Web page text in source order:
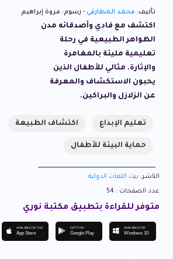
تأليف: محمد المطارقي - رسوم: مروة إبراهيم
اكتشف مع فادي وأصدقائه مدن
الظواهر الطبيعية في رحلة
تعليمية مليئة بالمغامرة
والإثارة. مثالي للأطفال الذين
يحبون الاستكشاف والمعرفة
عن الزلازل والبراكين.
تعليم الإبداع اكتشاف الطبيعة
حماية البيئة للأطفال
الناشر: بيت اللغات الدولية
عدد الصفحات : 54
متوفر للقراءة بتطبيق مكتبة نوري
AVAILABLE ON THE
App Store
GET IT ON
Google Play
AVAILABLE FOR
Windows 10